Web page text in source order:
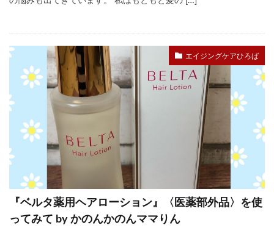
エイジングケアひろば
『ベルタ薬用ヘアローション』〈医薬部外品〉を使
ってみて by かのんかのんママりん